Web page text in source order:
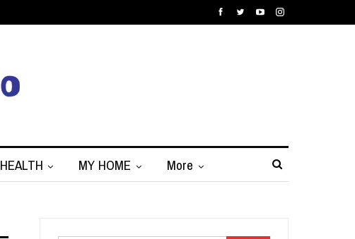
HEALTH MY HOME More